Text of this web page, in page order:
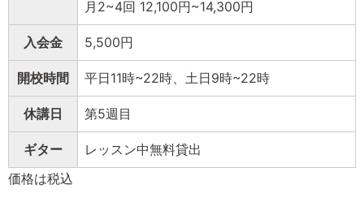
月2~4回 12,100円~14,300円
入会金 5,500円
開校時間 平日11時~22時、土日9時~22時
休講日 第5週目
ギター
レッスン中無料貸出
価格は税込